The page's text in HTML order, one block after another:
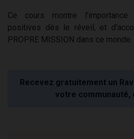
Ce cours montre
positives dès le réveil, et
PROPRE MISSION dans ce monde.
Recevez gratuitement un
votre communauté,